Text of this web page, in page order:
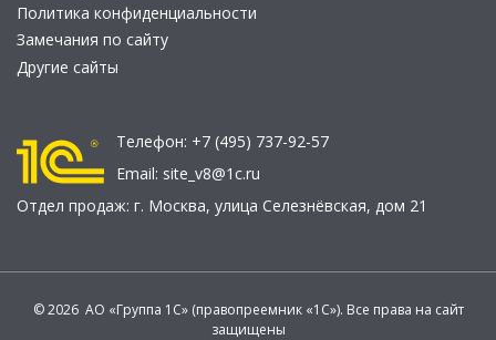
Политика конфиденциальности
Замечания по сайту
Другие сайты
Телефон: +7 (495) 737-92-57
Email: site_v8@1c.ru
Отдел продаж: г. Москва, улица Селезнёвская, дом 21
© 2026 АО «Группа 1С» (правопреемник «1С»). Все права на сайт
защищены